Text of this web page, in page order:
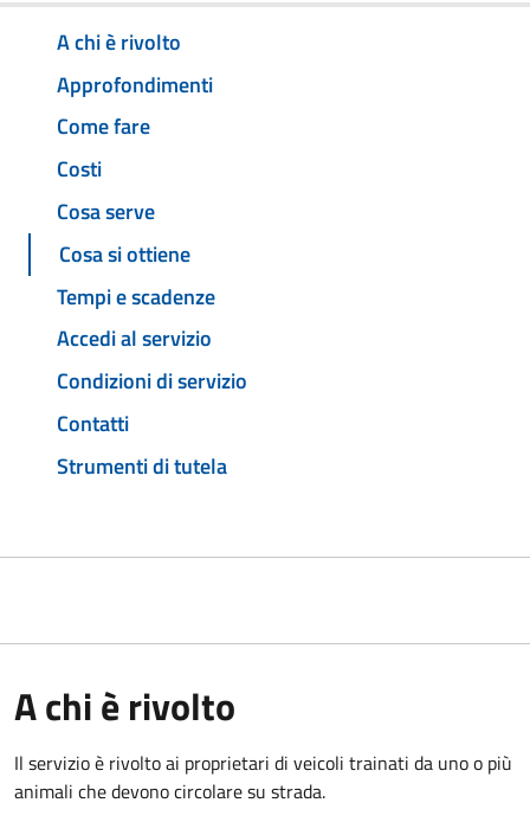
A chi è rivolto
Approfondimenti
Come fare
Costi
Cosa serve
Cosa si ottiene
Tempi e scadenze
Accedi al servizio
Condizioni di servizio
Contatti
Strumenti di tutela
A chi è rivolto
Il servizio è rivolto ai proprietari di veicoli trainati da uno o più
animali che devono circolare su strada.